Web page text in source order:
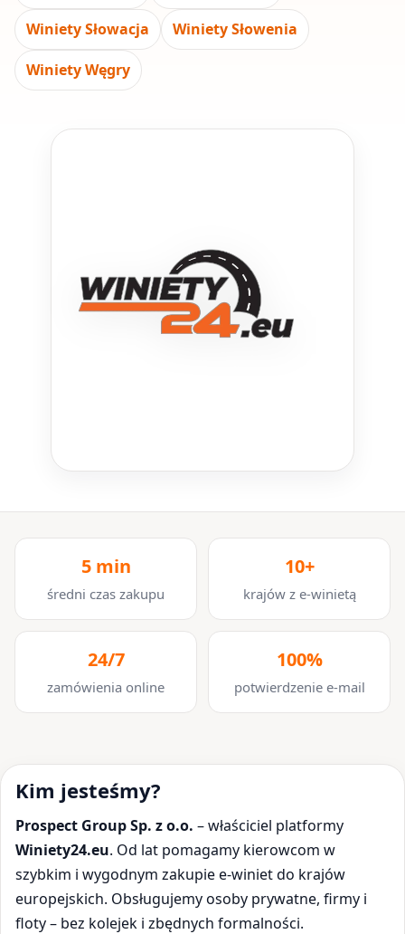
Winiety Słowacja Winiety Słowenia
Winiety Węgry
5 min
średni czas zakupu
10+
krajów z e-winietą
24/7
zamówienia online
100%
potwierdzenie e-mail
Kim jesteśmy?
Prospect Group Sp. z o.o. – właściciel platformy
Winiety24.eu. Od lat pomagamy kierowcom w
szybkim i wygodnym zakupie e-winiet do krajów
europejskich. Obsługujemy osoby prywatne, firmy i
floty – bez kolejek i zbędnych formalności.